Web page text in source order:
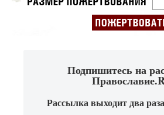
Подпишитесь на
Рассылка выходит два